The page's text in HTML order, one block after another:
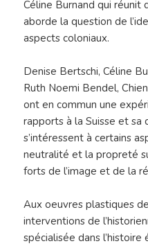
Céline Burnand qui
aborde la question de
aspects coloniaux.
Denise Bertschi, Céline
Ruth Noemi Bendel,
ont en commun une
rapports à la Suisse et sa
s’intéressent à certains
neutralité et la propreté
forts de l’image et de la
Aux oeuvres plastiques
interventions de
spécialisée dans